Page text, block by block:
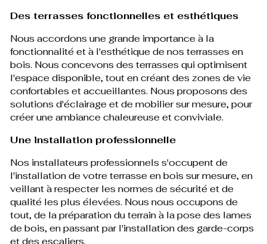
Des terrasses fonctionnelles et esthétiques
Nous accordons une grande importance à la
fonctionnalité et à l'esthétique de nos terrasses en
bois. Nous concevons des terrasses qui optimisent
l'espace disponible, tout en créant des zones de vie
confortables et accueillantes. Nous proposons des
solutions d'éclairage et de mobilier sur mesure, pour
créer une ambiance chaleureuse et conviviale.
Une installation professionnelle
Nos installateurs professionnels s'occupent de
l'installation de votre terrasse en bois sur mesure, en
veillant à respecter les normes de sécurité et de
qualité les plus élevées. Nous nous occupons de
tout, de la préparation du terrain à la pose des lames
de bois, en passant par l'installation des garde-corps
et des escaliers.